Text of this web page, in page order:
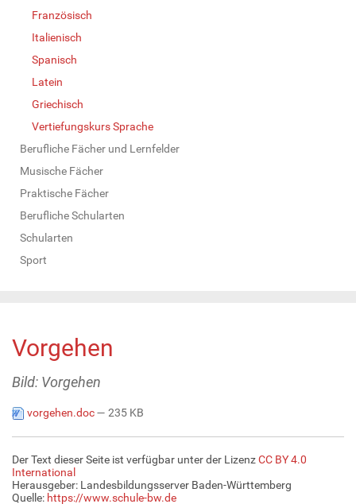
Französisch
Italienisch
Spanisch
Latein
Griechisch
Vertiefungskurs Sprache
Berufliche Fächer und Lernfelder
Musische Fächer
Praktische Fächer
Berufliche Schularten
Schularten
Sport
Vorgehen
Bild: Vorgehen
vorgehen.doc— 235 KB
Der Text dieser Seite ist verfügbar unter der LizenzCC BY 4.0
International
Herausgeber: Landesbildungsserver Baden-Württemberg
Quelle: https://www.schule-bw.de